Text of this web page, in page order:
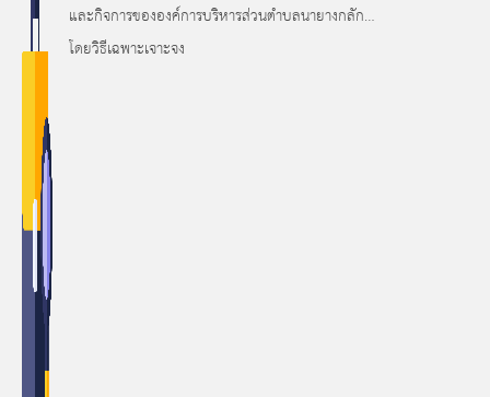
และกิจการขององค์การบริหารส่วนตำบลนายางกลัก
โดยวิธีเฉพาะเจาะจง